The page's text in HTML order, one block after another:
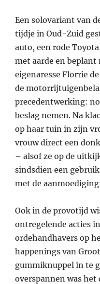
Een solovariant van
tijdje in Oud-Zuid
auto, een rode
met aarde en beplant
eigenaresse Florrie
de
precedentwerking:
beslag nemen. Na
op haar tuin in zijn
vrouw direct een
– alsof ze op de
sindsdien een
met de
Ook in de provotijd
ontregelende acties
ordehandhavers op
happenings van
gummiknuppel in te
overspannen was